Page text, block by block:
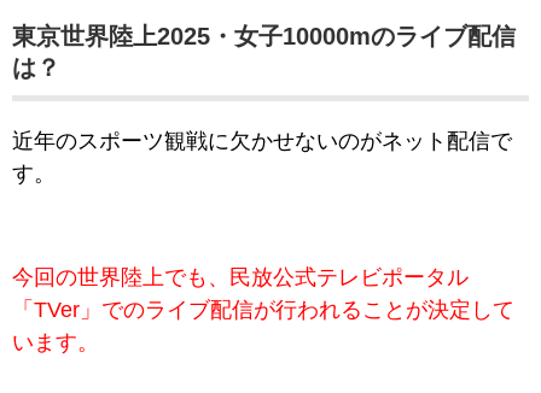
東京世界陸上2025・女子10000mのライブ配信
は？
近年のスポーツ観戦に欠かせないのがネット配信で
す。
今回の世界陸上でも、民放公式テレビポータル
「TVer」でのライブ配信が行われることが決定して
います。